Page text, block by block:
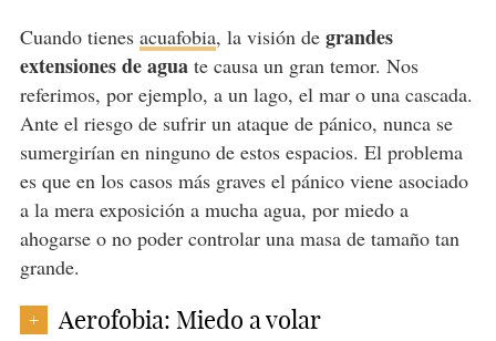
Cuando tienes acuafobia, la visión de grandes
extensiones de aguate causa un gran temor. Nos
referimos, por ejemplo, a un lago, el mar o una cascada.
Ante el riesgo de sufrir un ataque de pánico, nunca se
sumergirían en ninguno de estos espacios. El problema
es que en los casos más graves el pánico viene asociado
a la mera exposición a mucha agua, por miedo a
ahogarse o no poder controlar una masa de tamaño tan
grande.
+ Aerofobia: Miedo a volar